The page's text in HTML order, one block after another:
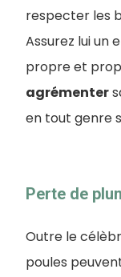
respecter les
Assurez lui un
propre et
agrémenter
en tout genre
Perte de
Outre le
poules